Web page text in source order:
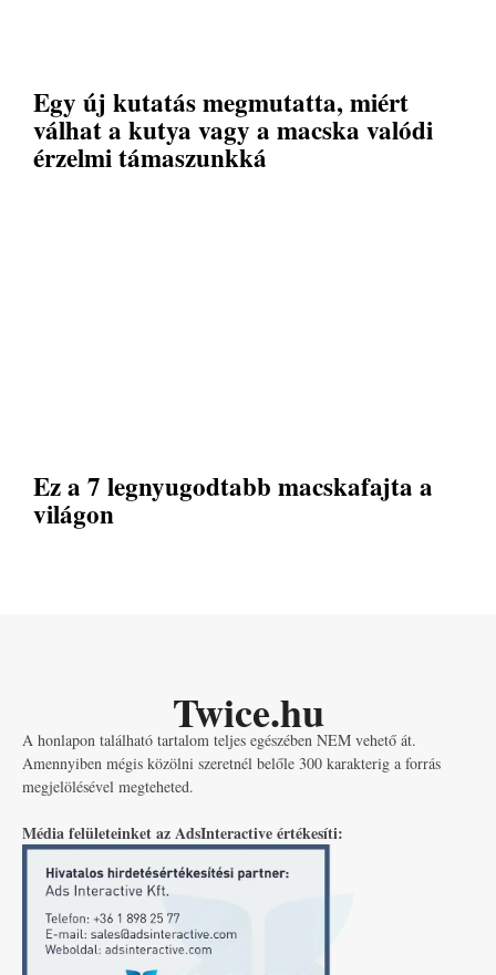
Egy új kutatás megmutatta, miért
válhat a kutya vagy a macska valódi
érzelmi támaszunkká
Ez a 7 legnyugodtabb macskafajta a
világon
Twice.hu
A honlapon található tartalom teljes egészében NEM vehető át.
Amennyiben mégis közölni szeretnél belőle 300 karakterig a forrás
megjelölésével megteheted.
Média felületeinket az AdsInteractive értékesíti: